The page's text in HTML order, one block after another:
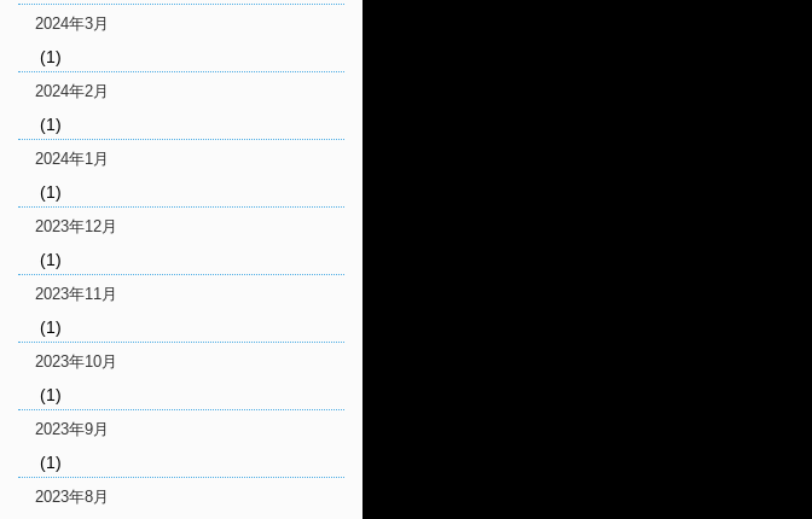
2024年3月
(1)
2024年2月
(1)
2024年1月
(1)
2023年12月
(1)
2023年11月
(1)
2023年10月
(1)
2023年9月
(1)
2023年8月